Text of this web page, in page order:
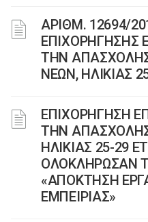
ΑΡΙΘΜ. 12694/
ΕΠΙΧΟΡΗΓΗΣΗΣ
ΤΗΝ
ΝΕΩΝ, ΗΛΙΚΙΑΣ
ΕΠΙΧΟΡΗΓΗΣΗ
ΤΗΝ
ΗΛΙΚΙΑΣ 25-29
ΟΛΟΚΛΗΡΩΣΑΝ
«ΑΠΟΚΤΗΣΗ
ΕΜΠΕΙΡΙΑΣ»